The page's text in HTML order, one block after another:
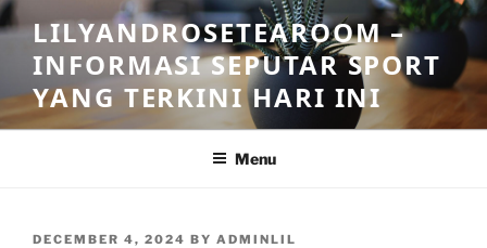
Skip
to
content
LILYANDROSETEAROOM –
INFORMASI SEPUTAR SPORT
YANG TERKINI HARI INI
Menu
POSTED
DECEMBER 4, 2024 BY ADMINLIL